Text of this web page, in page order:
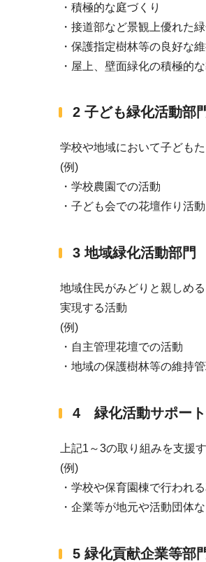
・積極的な庭づくり
・接道部など景観上優れた
・保護指定樹林等の良好な
・屋上、壁面緑化の積極的
2 子ども緑化活動部
学校や地域において子ども
(例)
・学校農園での活動
・子ども会での花壇作り活動
3 地域緑化活動部門
地域住民がみどりと親しめ
実現する活動
(例)
・自主管理花壇での活動
・地域の保護樹林等の維持
4 緑化活動サポート
上記1～3の取り組みを支援
(例)
・学校や保育園棟で行われ
・企業等が地元や活動団体
5 緑化貢献企業等部